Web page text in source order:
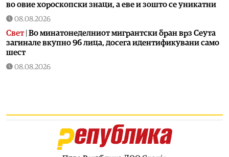
во овие хороскопски знаци, а еве и зошто се уникатни
08.08.2026
Свет| Во минатонеделниот мигрантски бран врз Сеута
загинале вкупно 96 лица, досега идентификувани само
шест
08.08.2026
08.08.2026
Инфлацијата во јули падна на 2,3 отсто,
пониска од просекот во еврозоната